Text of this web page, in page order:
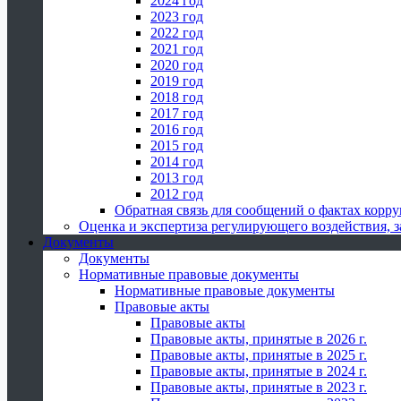
2023 год
2022 год
2021 год
2020 год
2019 год
2018 год
2017 год
2016 год
2015 год
2014 год
2013 год
2012 год
Обратная связь для сообщений о фактах
Оценка и экспертиза регулирующего
Документы
Документы
Нормативные правовые документы
Нормативные правовые документы
Правовые акты
Правовые акты
Правовые акты, принятые в 2026 г.
Правовые акты, принятые в 2025 г.
Правовые акты, принятые в 2024 г.
Правовые акты, принятые в 2023 г.